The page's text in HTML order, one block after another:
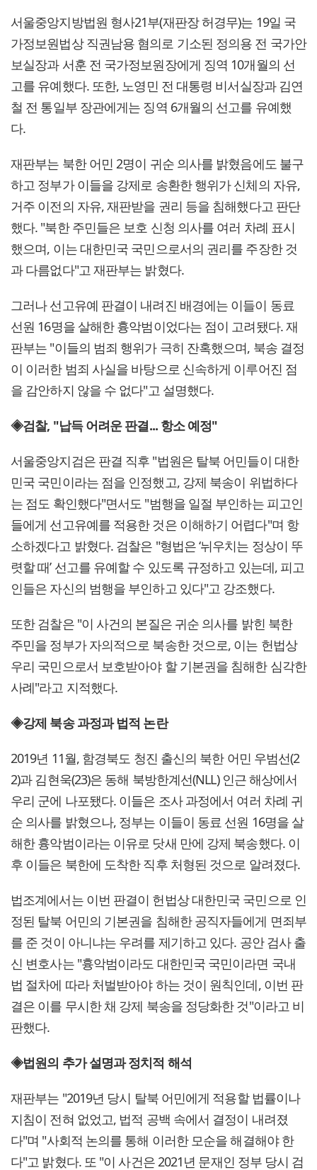
서울중앙지방법원 형사21부(재판장 허경무)는 19일 국
가정보원법상 직권남용 혐의로 기소된 정의용 전 국가안
보실장과 서훈 전 국가정보원장에게 징역 10개월의 선
고를 유예했다. 또한, 노영민 전 대통령 비서실장과 김연
철 전 통일부 장관에게는 징역 6개월의 선고를 유예했
다.
재판부는 북한 어민 2명이 귀순 의사를 밝혔음에도 불구
하고 정부가 이들을 강제로 송환한 행위가 신체의 자유,
거주 이전의 자유, 재판받을 권리 등을 침해했다고 판단
했다. "북한 주민들은 보호 신청 의사를 여러 차례 표시
했으며, 이는 대한민국 국민으로서의 권리를 주장한 것
과 다름없다"고 재판부는 밝혔다.
그러나 선고유예 판결이 내려진 배경에는 이들이 동료
선원 16명을 살해한 흉악범이었다는 점이 고려됐다. 재
판부는 "이들의 범죄 행위가 극히 잔혹했으며, 북송 결정
이 이러한 범죄 사실을 바탕으로 신속하게 이루어진 점
을 감안하지 않을 수 없다"고 설명했다.
◈검찰, "납득 어려운 판결... 항소 예정"
서울중앙지검은 판결 직후 "법원은 탈북 어민들이 대한
민국 국민이라는 점을 인정했고, 강제 북송이 위법하다
는 점도 확인했다"면서도 "범행을 일절 부인하는 피고인
들에게 선고유예를 적용한 것은 이해하기 어렵다"며 항
소하겠다고 밝혔다. 검찰은 "형법은 ‘뉘우치는 정상이 뚜
렷할 때’ 선고를 유예할 수 있도록 규정하고 있는데, 피고
인들은 자신의 범행을 부인하고 있다"고 강조했다.
또한 검찰은 "이 사건의 본질은 귀순 의사를 밝힌 북한
주민을 정부가 자의적으로 북송한 것으로, 이는 헌법상
우리 국민으로서 보호받아야 할 기본권을 침해한 심각한
사례"라고 지적했다.
◈강제 북송 과정과 법적 논란
2019년 11월, 함경북도 청진 출신의 북한 어민 우범선(2
2)과 김현욱(23)은 동해 북방한계선(NLL) 인근 해상에서
우리 군에 나포됐다. 이들은 조사 과정에서 여러 차례 귀
순 의사를 밝혔으나, 정부는 이들이 동료 선원 16명을 살
해한 흉악범이라는 이유로 닷새 만에 강제 북송했다. 이
후 이들은 북한에 도착한 직후 처형된 것으로 알려졌다.
법조계에서는 이번 판결이 헌법상 대한민국 국민으로 인
정된 탈북 어민의 기본권을 침해한 공직자들에게 면죄부
를 준 것이 아니냐는 우려를 제기하고 있다. 공안 검사 출
신 변호사는 "흉악범이라도 대한민국 국민이라면 국내
법 절차에 따라 처벌받아야 하는 것이 원칙인데, 이번 판
결은 이를 무시한 채 강제 북송을 정당화한 것"이라고 비
판했다.
◈법원의 추가 설명과 정치적 해석
재판부는 "2019년 당시 탈북 어민에게 적용할 법률이나
지침이 전혀 없었고, 법적 공백 속에서 결정이 내려졌
다"며 "사회적 논의를 통해 이러한 모순을 해결해야 한
다"고 밝혔다. 또 "이 사건은 2021년 문재인 정부 당시 검